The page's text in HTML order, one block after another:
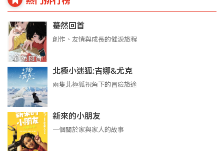
驀然回首
創作、友情與成長的催淚旅程
北極小迷狐:吉娜&尤克
兩隻北極狐視角下的冒險旅途
新來的小朋友
一個關於家與家人的故事